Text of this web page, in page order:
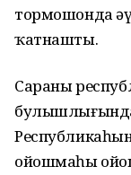
тормошонда
ҡатнашты.
Сараны
ойошмаһы